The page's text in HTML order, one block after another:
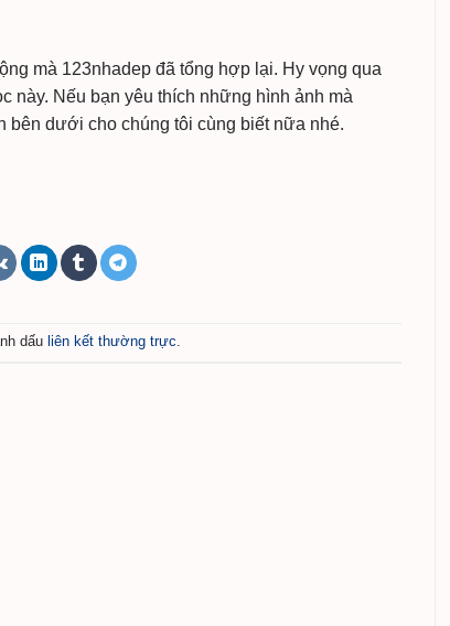
mà 123nhadep đã tổng hợp lại. Hy vọng qua
này. Nếu bạn yêu thích những hình ảnh mà
bên dưới cho chúng tôi cùng biết nữa nhé.
dấu liên kết thường trực